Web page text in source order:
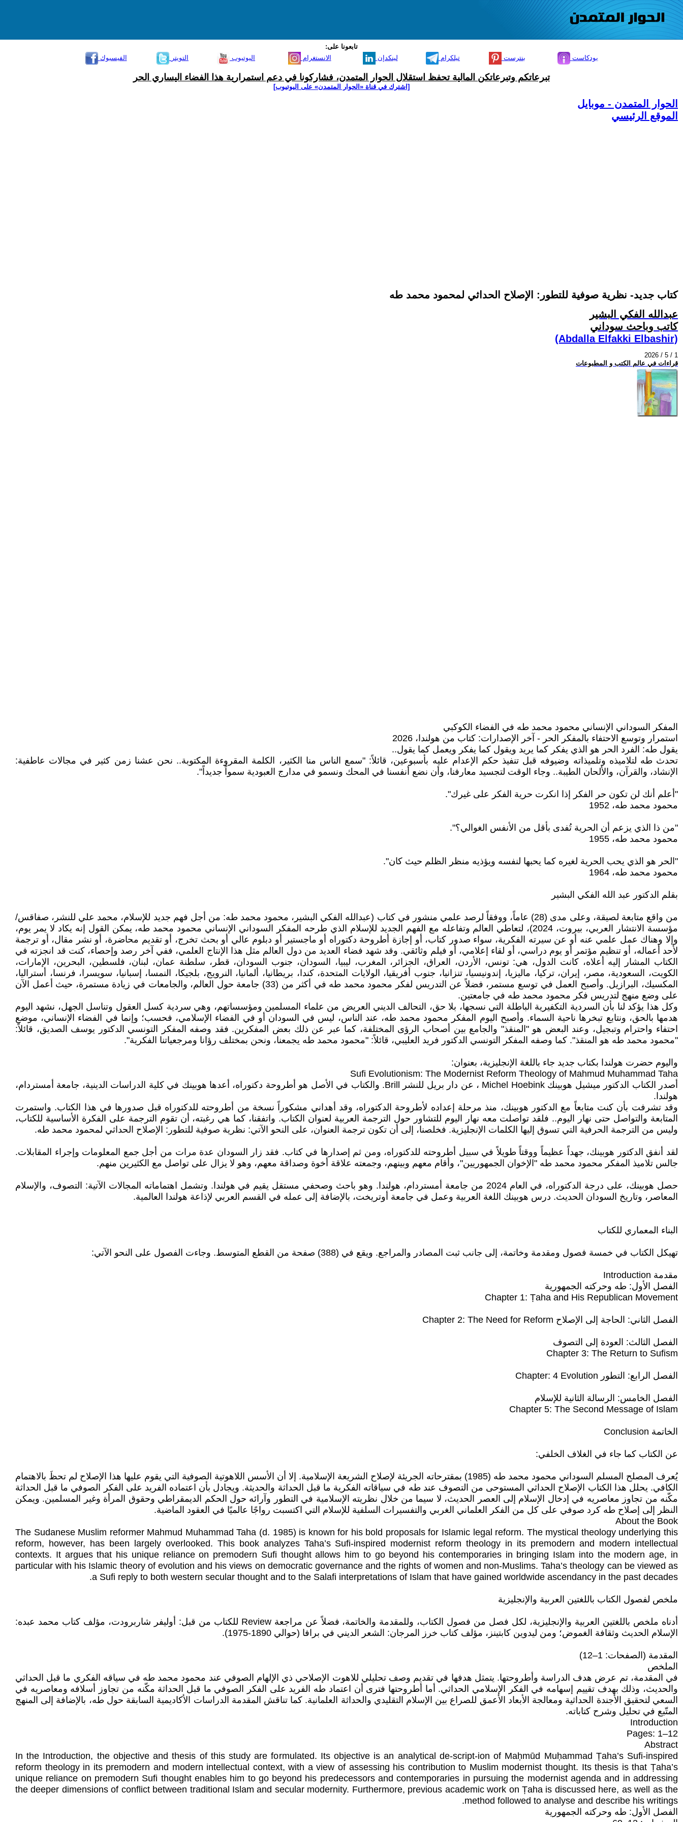
تابعونا على:
الفيسبوك
التويتر اليوتيوب الانستغرام لينكدإن تيلكرام بنترست بودكاست
تبرعاتكم وتبرعاتكن المالية تحفظ استقلال الحوار المتمدن، فشاركونا في دعم استمرارية هذا الفضاء اليساري الحر
[اشترك في قناة ‫«الحوار المتمدن» على اليوتيوب]
الحوار المتمدن - موبايل
الموقع الرئيسي
كتاب جديد- نظرية صوفية للتطور: الإصلاح الحداثي لمحمود محمد طه
عبدالله الفكي البشير
كاتب وباحث سوداني
(Abdalla Elfakki Elbashir)
2026 / 5 / 1
قراءات في عالم الكتب و المطبوعات
المفكر السوداني الإنساني محمود محمد طه في الفضاء الكوكبي
استمرار وتوسع الاحتفاء بالمفكر الحر - آخر الإصدارات: كتاب من هولندا، 2026
يقول طه: الفرد الحر هو الذي يفكر كما يريد ويقول كما يفكر ويعمل كما يقول..
تحدث طه لتلاميذه وتلميذاته وضيوفه قبل تنفيذ حكم الإعدام عليه بأسبوعين، قائلاً: "سمع الناس منا الكثير، الكلمة المقروءة المكتوبة.. نحن عشنا زمن كثير في مجالات عاطفية:
الإنشاد، والقرآن، والألحان الطيبة.. وجاء الوقت لتجسيد معارفنا، وأن نضع أنفسنا في المحك ونسمو في مدارج العبودية سمواً جديداً".
"أعلم أنك لن تكون حر الفكر إذا انكرت حرية الفكر على غيرك".
محمود محمد طه، 1952
"من ذا الذي يزعم أن الحرية تُفدى بأقل من الأنفس الغوالي؟".
محمود محمد طه، 1955
"الحر هو الذي يحب الحرية لغيره كما يحبها لنفسه ويؤذيه منظر الظلم حيث كان".
محمود محمد طه، 1964
بقلم الدكتور عبد الله الفكي البشير
من واقع متابعة لصيقة، وعلى مدى (28) عاماً، ووفقاً لرصد علمي منشور في كتاب (عبدالله الفكي البشير، محمود محمد طه: من أجل فهم جديد للإسلام، محمد علي للنشر، صفاقس/
مؤسسة الانتشار العربي، بيروت، 2024)، لتعاطي العالم وتفاعله مع الفهم الجديد للإسلام الذي طرحه المفكر السوداني الإنساني محمود محمد طه، يمكن القول إنه يكاد لا يمر يوم،
وإلا وهناك عمل علمي عنه أو عن سيرته الفكرية، سواء صدور كتاب، أو إجازة أطروحة دكتوراه أو ماجستير أو دبلوم عالي أو بحث تخرج، أو تقديم محاضرة، أو نشر مقال، أو ترجمة
لأحد أعماله، أو تنظيم مؤتمر أو يوم دراسي، أو لقاء إعلامي، أو فيلم وثائقي. وقد شهد فضاء العديد من دول العالم مثل هذا الإنتاج العلمي، ففي آخر رصد وإحصاء، كنت قد انجزته في
الكتاب المشار إليه أعلاه، كانت الدول، هي: تونس، الأردن، العراق، الجزائر، المغرب، ليبيا، السودان، جنوب السودان، قطر، سلطنة عمان، لبنان، فلسطين، البحرين، الإمارات،
الكويت، السعودية، مصر، إيران، تركيا، ماليزيا، إندونيسيا، تنزانيا، جنوب أفريقيا، الولايات المتحدة، كندا، بريطانيا، ألمانيا، النرويج، بلجيكا، النمسا، إسبانيا، سويسرا، فرنسا، أستراليا،
المكسيك، البرازيل. وأصبح العمل في توسع مستمر، فضلاً عن التدريس لفكر محمود محمد طه في أكثر من (33) جامعة حول العالم، والجامعات في زيادة مستمرة، حيث أعمل الآن
على وضع منهج لتدريس فكر محمود محمد طه في جامعتين.
وكل هذا يؤكد لنا بأن السردية التكفيرية الباطلة التي نسجها، بلا حق، التحالف الديني العريض من علماء المسلمين ومؤسساتهم، وهي سردية كسل العقول وتناسل الجهل، نشهد اليوم
هدمها بالحق، ونتابع تبخرها ناحية السماء. وأصبح اليوم المفكر محمود محمد طه، عند الناس، ليس في السودان أو في الفضاء الإسلامي، فحسب؛ وإنما في الفضاء الإنساني، موضع
احتفاء واحترام وتبجيل، وعند البعض هو "المنقذ" والجامع بين أصحاب الرؤى المختلفة، كما عبر عن ذلك بعض المفكرين. فقد وصفه المفكر التونسي الدكتور يوسف الصديق، قائلاً:
"محمود محمد طه هو المنقذ". كما وصفه المفكر التونسي الدكتور فريد العليبي، قائلاً: "محمود محمد طه يجمعنا، ونحن بمختلف رؤانا ومرجعياتنا الفكرية".
واليوم حضرت هولندا بكتاب جديد جاء باللغة الإنجليزية، بعنوان:
Sufi Evolutionism: The Modernist Reform Theology of Mahmud Muhammad Taha
أصدر الكتاب الدكتور ميشيل هوبينك Michel Hoebink ، عن دار بريل للنشر Brill. والكتاب في الأصل هو أطروحة دكتوراه، أعدها هوبينك في كلية الدراسات الدينية، جامعة أمستردام،
هولندا.
وقد تشرفت بأن كنت متابعاً مع الدكتور هوبينك، منذ مرحلة إعداده لأطروحة الدكتوراه، وقد أهداني مشكوراً نسخة من أطروحته للدكتوراه قبل صدورها في هذا الكتاب. واستمرت
المتابعة والتواصل حتى نهار اليوم.. فلقد تواصلت معه نهار اليوم للتشاور حول الترجمة العربية لعنوان الكتاب. واتفقنا، كما هي رغبته، أن تقوم الترجمة على الفكرة الأساسية للكتاب،
وليس من الترجمة الحرفية التي تسوق إليها الكلمات الإنجليزية. فخلصنا، إلى أن تكون ترجمة العنوان، على النحو الآتي: نظرية صوفية للتطور: الإصلاح الحداثي لمحمود محمد طه.
لقد أنفق الدكتور هوبينك، جهداً عظيماً ووقتاً طويلاً في سبيل أطروحته للدكتوراه، ومن ثم إصدارها في كتاب. فقد زار السودان عدة مرات من أجل جمع المعلومات وإجراء المقابلات.
جالس تلاميذ المفكر محمود محمد طه "الإخوان الجمهوريين"، وأقام معهم وبينهم، وجمعته علاقة أخوة وصداقة معهم، وهو لا يزال على تواصل مع الكثيرين منهم.
حصل هوبينك، على درجة الدكتوراه، في العام 2024 من جامعة أمستردام، هولندا. وهو باحث وصحفي مستقل يقيم في هولندا. وتشمل اهتماماته المجالات الآتية: التصوف، والإسلام
المعاصر، وتاريخ السودان الحديث. درس هوبينك اللغة العربية وعمل في جامعة أوتريخت، بالإضافة إلى عمله في القسم العربي لإذاعة هولندا العالمية.
البناء المعماري للكتاب
تهيكل الكتاب في خمسة فصول ومقدمة وخاتمة، إلى جانب ثبت المصادر والمراجع. ويقع في (388) صفحة من القطع المتوسط. وجاءت الفصول على النحو الآتي:
مقدمة Introduction
الفصل الأول: طه وحركته الجمهورية
Chapter 1: Ṭaha and His Republican Movement
الفصل الثاني: الحاجة إلى الإصلاح Chapter 2: The Need for Reform
الفصل الثالث: العودة إلى التصوف
Chapter 3: The Return to Sufism
الفصل الرابع: التطور Chapter: 4 Evolution
الفصل الخامس: الرسالة الثانية للإسلام
Chapter 5: The Second Message of Islam
الخاتمة Conclusion
عن الكتاب كما جاء في الغلاف الخلفي:
يُعرف المصلح المسلم السوداني محمود محمد طه (1985) بمقترحاته الجريئة لإصلاح الشريعة الإسلامية. إلا أن الأسس اللاهوتية الصوفية التي يقوم عليها هذا الإصلاح لم تحظَ بالاهتمام
الكافي. يحلل هذا الكتاب الإصلاح الحداثي المستوحى من التصوف عند طه في سياقاته الفكرية ما قبل الحداثة والحديثة. ويجادل بأن اعتماده الفريد على الفكر الصوفي ما قبل الحداثة
مكّنه من تجاوز معاصريه في إدخال الإسلام إلى العصر الحديث، لا سيما من خلال نظريته الإسلامية في التطور وآرائه حول الحكم الديمقراطي وحقوق المرأة وغير المسلمين. ويمكن
النظر إلى إصلاح طه كرد صوفي على كل من الفكر العلماني الغربي والتفسيرات السلفية للإسلام التي اكتسبت رواجًا عالميًا في العقود الماضية.
About the Book
The Sudanese Muslim reformer Mahmud Muhammad Taha (d. 1985) is known for his bold proposals for Islamic legal reform. The mystical theology underlying this
reform, however, has been largely overlooked. This book analyzes Taha’s Sufi-inspired modernist reform theology in its premodern and modern intellectual
contexts. It argues that his unique reliance on premodern Sufi thought allows him to go beyond his contemporaries in bringing Islam into the modern age, in
particular with his Islamic theory of evolution and his views on democratic governance and the rights of women and non-Muslims. Taha’s theology can be viewed as
a Sufi reply to both western secular thought and to the Salafi interpretations of Islam that have gained worldwide ascendancy in the past decades.
ملخص لفصول الكتاب باللغتين العربية والإنجليزية
أدناه ملخص باللغتين العربية والإنجليزية، لكل فصل من فصول الكتاب، وللمقدمة والخاتمة، فضلاً عن مراجعة Review للكتاب من قبل: أوليفر شاربرودت، مؤلف كتاب محمد عبده:
الإسلام الحديث وثقافة الغموض؛ ومن ليدوين كابتينز، مؤلف كتاب خرز المرجان: الشعر الديني في برافا (حوالي 1890-1975).
المقدمة (الصفحات: 1–12)
الملخص
في المقدمة، تم عرض هدف الدراسة وأطروحتها. يتمثل هدفها في تقديم وصف تحليلي للاهوت الإصلاحي ذي الإلهام الصوفي عند محمود محمد طه في سياقه الفكري ما قبل الحداثي
والحديث، وذلك بهدف تقييم إسهامه في الفكر الإسلامي الحداثي. أما أطروحتها فترى أن اعتماد طه الفريد على الفكر الصوفي ما قبل الحداثة مكّنه من تجاوز أسلافه ومعاصريه في
السعي لتحقيق الأجندة الحداثية ومعالجة الأبعاد الأعمق للصراع بين الإسلام التقليدي والحداثة العلمانية. كما تناقش المقدمة الدراسات الأكاديمية السابقة حول طه، بالإضافة إلى المنهج
المتّبع في تحليل وشرح كتاباته.
Introduction
Pages: 1–12
Abstract
In the Introduction, the objective and thesis of this study are formulated. Its objective is an analytical de-script-ion of Maḥmūd Muḥammad Ṭaha’s Sufi-inspired
reform theology in its premodern and modern intellectual context, with a view of assessing his contribution to Muslim modernist thought. Its thesis is that Ṭaha’s
unique reliance on premodern Sufi thought enables him to go beyond his predecessors and contemporaries in pursuing the modernist agenda and in addressing
the deeper dimensions of conflict between traditional Islam and secular modernity. Furthermore, previous academic work on Ṭaha is discussed here, as well as the
method followed to analyse and describe his writings.
الفصل الأول: طه وحركته الجمهورية